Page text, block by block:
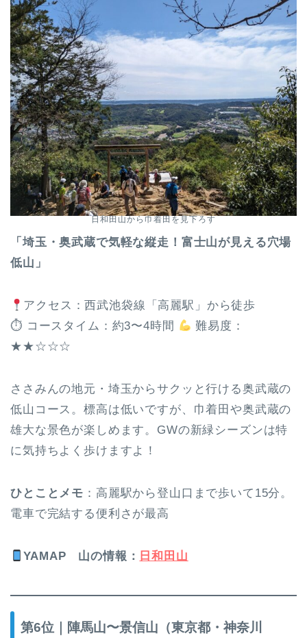
日和田山から巾着田を見下ろす
「埼玉・奥武蔵で気軽な縦走！富士山が見える穴場
低山」
アクセス：西武池袋線「高麗駅」から徒歩
⏱ コースタイム：約3〜4時間
難易度：
★★☆☆☆
ささみんの地元・埼玉からサクッと行ける奥武蔵の
低山コース。標高は低いですが、巾着田や奥武蔵の
雄大な景色が楽しめます。GWの新緑シーズンは特
に気持ちよく歩けますよ！
ひとことメモ ：高麗駅から登山口まで歩いて15分。
電車で完結する便利さが最高
YAMAP 山の情報 ： 日和田山
第6位｜陣馬山〜景信山（東京都・神奈川